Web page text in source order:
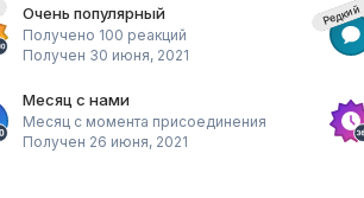
Очень популярный
Получено 100 реакций
Получен 30 июня, 2021
Редкий
Месяц с нами
Месяц с момента присоединения
Получен 26 июня, 2021